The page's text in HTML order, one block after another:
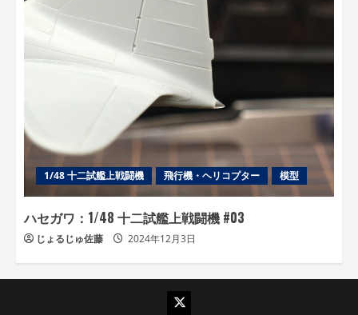
1/48 十二試艦上戦闘機 飛行機・ヘリコプター 模型
ハセガワ：1/48 十二試艦上戦闘機 #03
じょるじゅ佐藤 2024年12月3日
twitter